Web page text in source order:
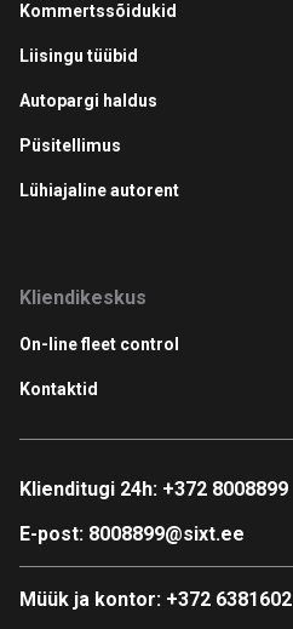
Kommertssõidukid
Liisingu tüübid
Autopargi haldus
Püsitellimus
Lühiajaline autorent
Kliendikeskus
On-line fleet control
Kontaktid
Klienditugi 24h: +372 8008899
E-post: 8008899@sixt.ee
Müük ja kontor: +372 6381602